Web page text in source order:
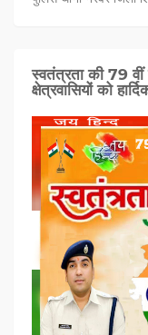
स्वतंत्रता की 79 वीं
क्षेत्रवासियों को